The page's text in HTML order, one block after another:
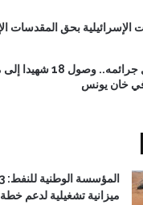
الإسرائيلية بحق المقدسات
الاحتلال يواصل جرائمه..
في خان يونس
ميزانية تشغيلية لدعم خطة